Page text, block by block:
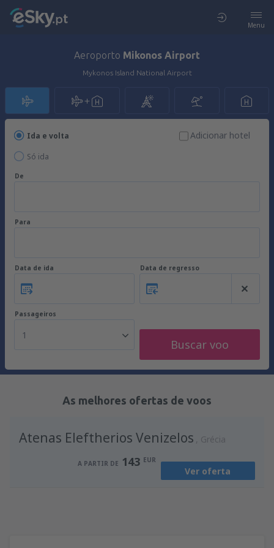
Menu
Aeroporto Mikonos Airport
Mykonos Island National Airport
Ida e volta
Só ida
Adicionar hotel
De
Para
Data de ida Data de regresso
Passageiros
1
Buscar voo
As melhores ofertas de voos
Atenas Eleftherios Venizelos Grécia
A PARTIR DE 143 EUR
Ver oferta